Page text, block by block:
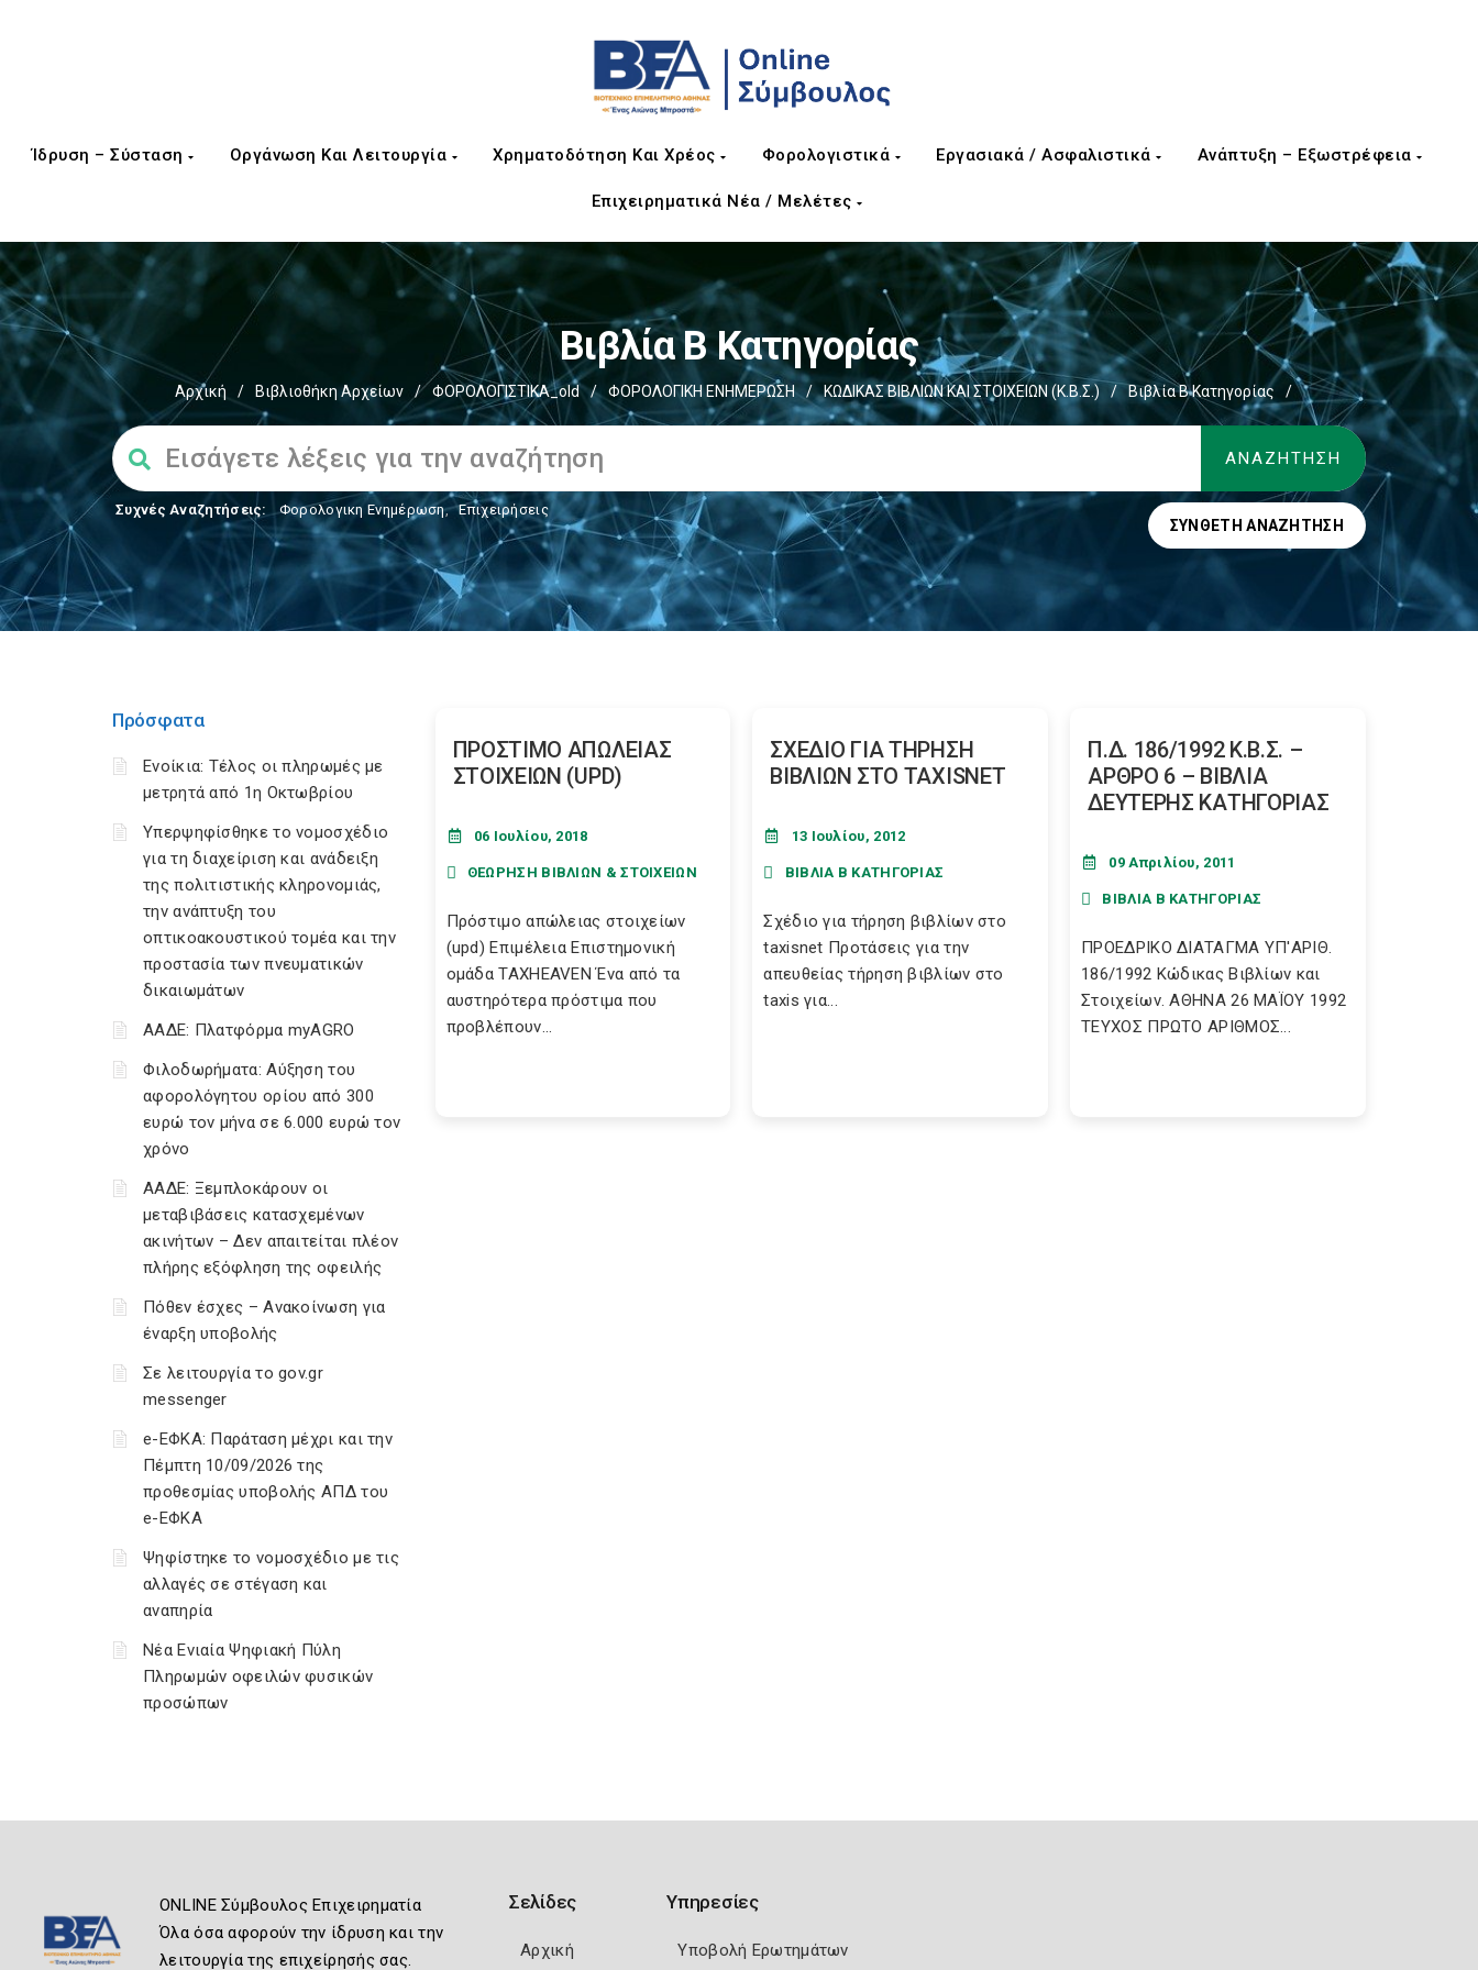
Ίδρυση – Σύσταση Οργάνωση Και Λειτουργία Χρηματοδότηση Και Χρέος Φορολογιστικά Εργασιακά / Ασφαλιστικά Ανάπτυξη – Εξωστρέφεια
Επιχειρηματικά Νέα / Μελέτες
Βιβλία Β Κατηγορίας
Αρχική / Βιβλιοθήκη Αρχείων / ΦΟΡΟΛΟΓΙΣΤΙΚΑ_old / ΦΟΡΟΛΟΓΙΚΗ ΕΝΗΜΕΡΩΣΗ / ΚΩΔΙΚΑΣ ΒΙΒΛΙΩΝ ΚΑΙ ΣΤΟΙΧΕΙΩΝ (Κ.Β.Σ.) / Βιβλία Β Κατηγορίας /
Συχνές Αναζητήσεις: Φορολογικη Ενημέρωση, Επιχειρήσεις
ΣΎΝΘΕΤΗ ΑΝΑΖΉΤΗΣΗ
Πρόσφατα
Ενοίκια: Τέλος οι πληρωμές με
μετρητά από 1η Οκτωβρίου
Υπερψηφίσθηκε το νομοσχέδιο
για τη διαχείριση και ανάδειξη
της πολιτιστικής κληρονομιάς,
την ανάπτυξη του
οπτικοακουστικού τομέα και την
προστασία των πνευματικών
δικαιωμάτων
ΑΑΔΕ: Πλατφόρμα myAGRO
Φιλοδωρήματα: Αύξηση του
αφορολόγητου ορίου από 300
ευρώ τον μήνα σε 6.000 ευρώ τον
χρόνο
ΑΑΔΕ: Ξεμπλοκάρουν οι
μεταβιβάσεις κατασχεμένων
ακινήτων – Δεν απαιτείται πλέον
πλήρης εξόφληση της οφειλής
Πόθεν έσχες – Ανακοίνωση για
έναρξη υποβολής
Σε λειτουργία το gov.gr
messenger
e-ΕΦΚΑ: Παράταση μέχρι και την
Πέμπτη 10/09/2026 της
προθεσμίας υποβολής ΑΠΔ του
e-ΕΦΚΑ
Ψηφίστηκε το νομοσχέδιο με τις
αλλαγές σε στέγαση και
αναπηρία
Νέα Ενιαία Ψηφιακή Πύλη
Πληρωμών οφειλών φυσικών
προσώπων
ΠΡΟΣΤΙΜΟ ΑΠΩΛΕΙΑΣ
ΣΤΟΙΧΕΙΩΝ (UPD)
06 Ιουλίου, 2018
ΘΕΩΡΗΣΗ ΒΙΒΛΙΩΝ & ΣΤΟΙΧΕΙΩΝ
Πρόστιμο απώλειας στοιχείων
(upd) Επιμέλεια Επιστημονική
ομάδα TAXHEAVEN Ένα από τα
αυστηρότερα πρόστιμα που
προβλέπουν...
ΣΧΕΔΙΟ ΓΙΑ ΤΗΡΗΣΗ
ΒΙΒΛΙΩΝ ΣΤΟ TAXISNET
13 Ιουλίου, 2012
ΒΙΒΛΙΑ Β ΚΑΤΗΓΟΡΙΑΣ
Σχέδιο για τήρηση βιβλίων στο
taxisnet Προτάσεις για την
απευθείας τήρηση βιβλίων στο
taxis για...
Π.Δ. 186/1992 Κ.Β.Σ. –
ΑΡΘΡΟ 6 – ΒΙΒΛΙΑ
ΔΕΥΤΕΡΗΣ ΚΑΤΗΓΟΡΙΑΣ
09 Απριλίου, 2011
ΒΙΒΛΙΑ Β ΚΑΤΗΓΟΡΙΑΣ
ΠΡΟΕΔΡΙΚΟ ΔΙΑΤΑΓΜΑ ΥΠ'ΑΡΙΘ.
186/1992 Κώδικας Βιβλίων και
Στοιχείων. ΑΘΗΝΑ 26 ΜΑΪΟΥ 1992
ΤΕΥΧΟΣ ΠΡΩΤΟ ΑΡΙΘΜΟΣ...
ONLINE Σύμβουλος Επιχειρηματία
Όλα όσα αφορούν την ίδρυση και την
λειτουργία της επιχείρησής σας.
Σελίδες
Αρχική
Υπηρεσίες
Υποβολή Ερωτημάτων